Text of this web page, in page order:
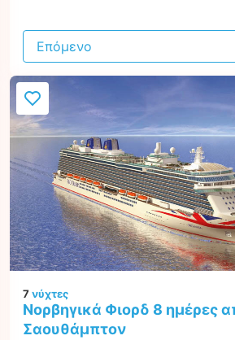
Επόμενο
7νύχτες
Νορβηγικά Φιορδ 8 ημέρες
Σαουθάμπτον